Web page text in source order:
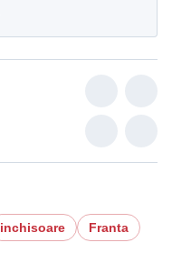
inchisoare
Franta